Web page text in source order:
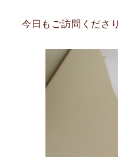
今日もご訪問くださ